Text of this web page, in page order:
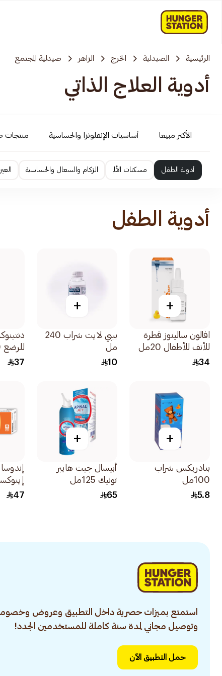
الرئيسية الصيدلية الخرج الزاهر صيدلية المجتمع
أدوية العلاج الذاتي
الأكثر مبيعا أساسيات الإنفلونزا والحساسية منتجات
أدوية الطفل مسكنات الألم الزكام والسعال والحساسية
أدوية الطفل
+
افالون سالينوز قطرة
للأنف للأطفال 20مل
34
+
بيبي لايت شراب 240
مل
10
للرضع 100مل
37
+
بنادريكس شراب
100مل
5.8
+
أبيسال جيت هايبر
تونيك 125مل
65
مملوءة 0.6مل
47
استمتع بميزات حصرية داخل التطبيق وعروض
وتوصيل مجاني لمدة سنة كاملة للمستخدمين الجدد!
حمل التطبيق الآن